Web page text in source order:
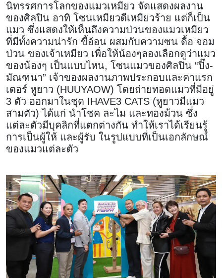
นิทรรศการโลกของแมวเหมียว จัดแสดงผลงาน
ของศิลปิน อาทิ โซนเหมียวดีเหมียวร้าย แต่ก็เป็น
แมว ซึ่งแสดงให้เห็นถึงความป่วนของแมวเหมียว
ที่มีทั้งความน่ารัก ขี้อ้อน ผสมกับความซน ดื้อ จอม
ป่วน ของเจ้าเหมียว เพื่อให้น้องๆลองเลือกดูว่าแมว
ของน้องๆ เป็นแบบไหน, โซนแมวของศิลปิน “ปิ๊ง-
มัณฑนา” เจ้าของผลงานภาพประกอบและคาแรก
เตอร์ หูยาว (HUUYAOW) โดยถ่ายทอดแมวที่มีอยู่
3 ตัว ออกมาในชุด IHAVE3 CATS (หูยาวมีแมว
สามตัว) ได้แก่ นำโชค ละไม และทองม้วน ซึ่ง
แต่ละตัวมีบุคลิกที่แตกต่างกัน ทำให้เราได้เรียนรู้
การเป็นผู้ให้ และผู้รับ ในรูปแบบที่เป็นเอกลักษณ์
ของแมวแต่ละตัว